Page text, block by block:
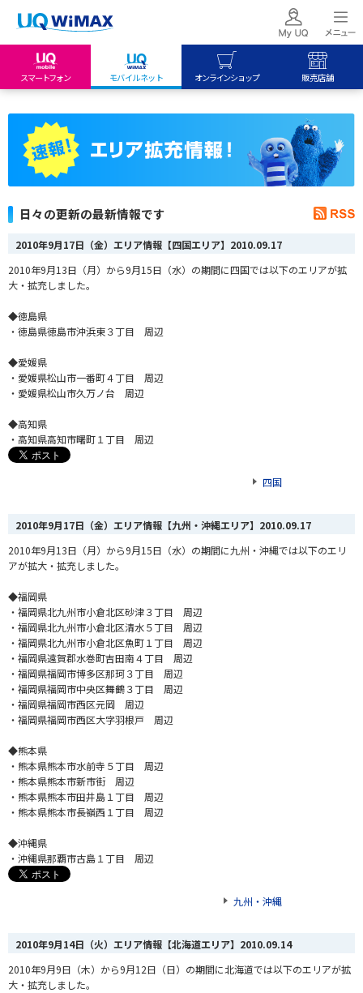
スマートフォン モバイルネット オンラインショップ 販売店舗
My UQ mobile
UQ mobile
UQ WiMAX
UQ WiMAX
日々の更新の最新情報です
2010年9月17日（金）エリア情報【四国エリア】 2010.09.17
2010年9月13日（月）から9月15日（水）の期間に四国では以下のエリアが拡
大・拡充しました。
◆徳島県
・徳島県徳島市沖浜東３丁目 周辺
◆愛媛県
・愛媛県松山市一番町４丁目 周辺
・愛媛県松山市久万ノ台 周辺
◆高知県
・高知県高知市曙町１丁目 周辺
四国
2010年9月17日（金）エリア情報【九州・沖縄エリア】 2010.09.17
2010年9月13日（月）から9月15日（水）の期間に九州・沖縄では以下のエリ
アが拡大・拡充しました。
◆福岡県
・福岡県北九州市小倉北区砂津３丁目 周辺
・福岡県北九州市小倉北区清水５丁目 周辺
・福岡県北九州市小倉北区魚町１丁目 周辺
・福岡県遠賀郡水巻町吉田南４丁目 周辺
・福岡県福岡市博多区那珂３丁目 周辺
・福岡県福岡市中央区舞鶴３丁目 周辺
・福岡県福岡市西区元岡 周辺
・福岡県福岡市西区大字羽根戸 周辺
◆熊本県
・熊本県熊本市水前寺５丁目 周辺
・熊本県熊本市新市街 周辺
・熊本県熊本市田井島１丁目 周辺
・熊本県熊本市長嶺西１丁目 周辺
◆沖縄県
・沖縄県那覇市古島１丁目 周辺
九州・沖縄
2010年9月14日（火）エリア情報【北海道エリア】 2010.09.14
2010年9月9日（木）から9月12日（日）の期間に北海道では以下のエリアが拡
大・拡充しました。